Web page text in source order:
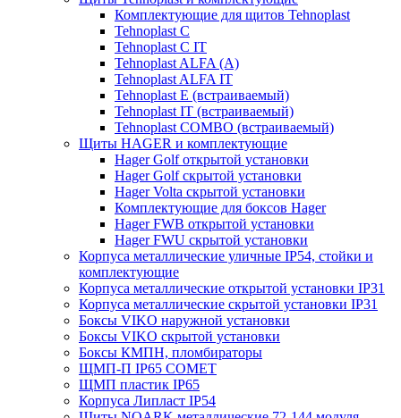
Комплектующие для щитов Tehnoplast
Tehnoplast C
Tehnoplast C IT
Tehnoplast ALFA (А)
Tehnoplast ALFA IT
Tehnoplast E (встраиваемый)
Tehnoplast IT (встраиваемый)
Tehnoplast COMBO (встраиваемый)
Щиты HAGER и комплектующие
Hager Golf открытой установки
Hager Golf скрытой установки
Hager Volta скрытой установки
Комплектующие для боксов Hager
Hager FWB открытой установки
Hager FWU скрытой установки
Корпуса металлические уличные IP54, стойки и
комплектующие
Корпуса металлические открытой установки IP31
Корпуса металлические скрытой установки IP31
Боксы VIKO наружной установки
Боксы VIKO скрытой установки
Боксы КМПН, пломбираторы
ЩМП-П IP65 COMET
ЩМП пластик IP65
Корпуса Липласт IP54